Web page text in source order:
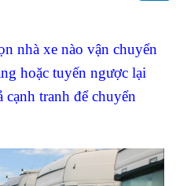
nhà xe nào vận chuyển
hoặc tuyến ngược lại
tranh để chuyển